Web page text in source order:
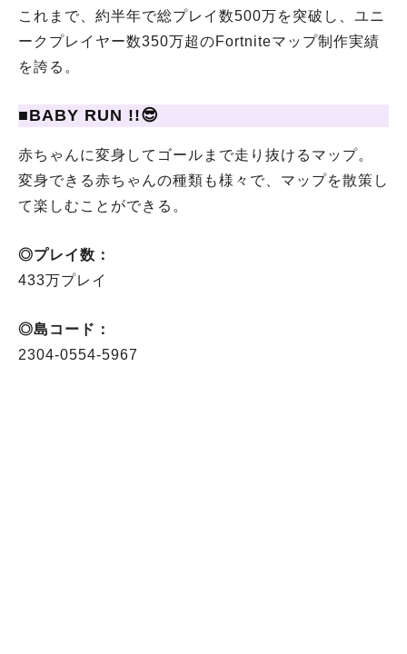
これまで、約半年で総プレイ数500万を突破し、ユニ
ークプレイヤー数350万超のFortniteマップ制作実績
を誇る。
■BABY RUN !!😎
赤ちゃんに変身してゴールまで走り抜けるマップ。
変身できる赤ちゃんの種類も様々で、マップを散策し
て楽しむことができる。
◎プレイ数：
433万プレイ
◎島コード：
2304-0554-5967